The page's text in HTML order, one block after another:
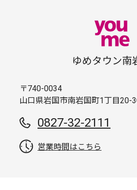
ゆめタウン南
〒740-0034
山口県岩国市南岩国町1丁目20-
0827-32-2111
営業時間はこちら